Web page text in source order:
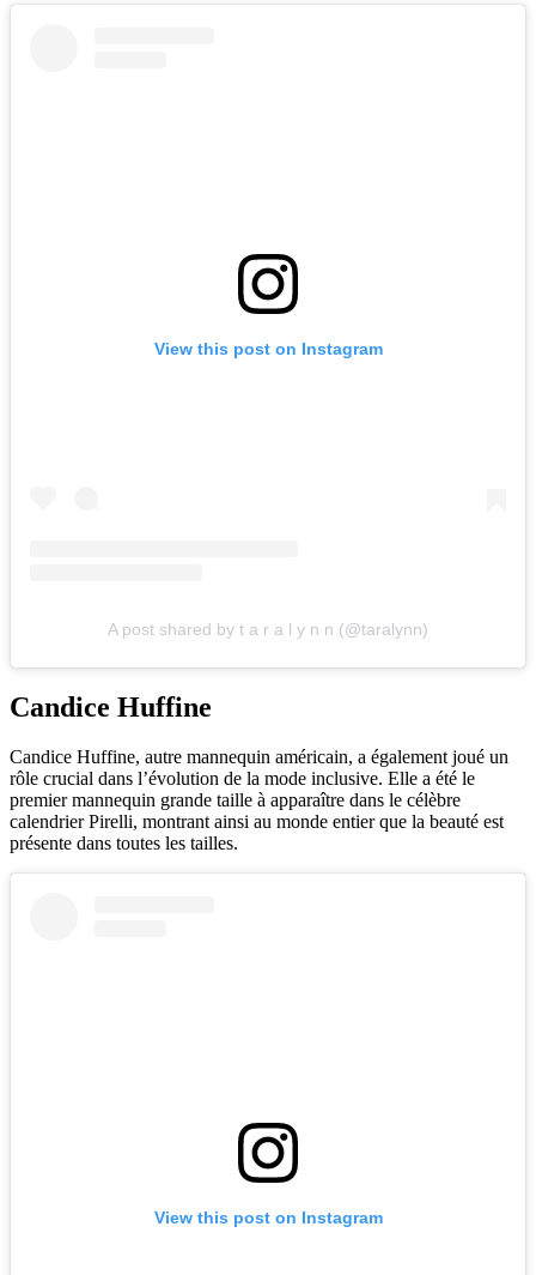
View this post on Instagram
A post shared by t a r a l y n n (@taralynn)
Candice Huffine
Candice Huffine, autre mannequin américain, a également joué un
rôle crucial dans l’évolution de la mode inclusive. Elle a été le
premier mannequin grande taille à apparaître dans le célèbre
calendrier Pirelli, montrant ainsi au monde entier que la beauté est
présente dans toutes les tailles.
View this post on Instagram